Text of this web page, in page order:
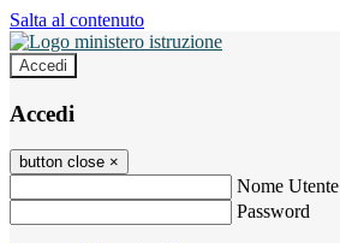
Salta al contenuto
Accedi
Accedi
button close ×
Nome Utente
Password